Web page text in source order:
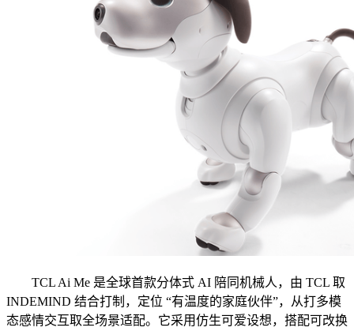
TCL Ai Me 是全球首款分体式 AI 陪同机械人，由 TCL 取
INDEMIND 结合打制，定位 “有温度的家庭伙伴”，从打多模
态感情交互取全场景适配。它采用仿生可爱设想，搭配可改换